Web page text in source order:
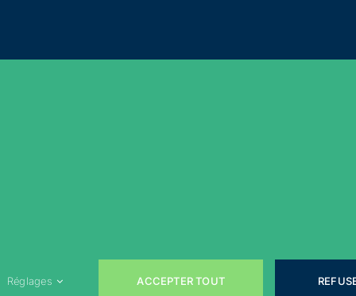
Réglages ACCEPTER TOUT